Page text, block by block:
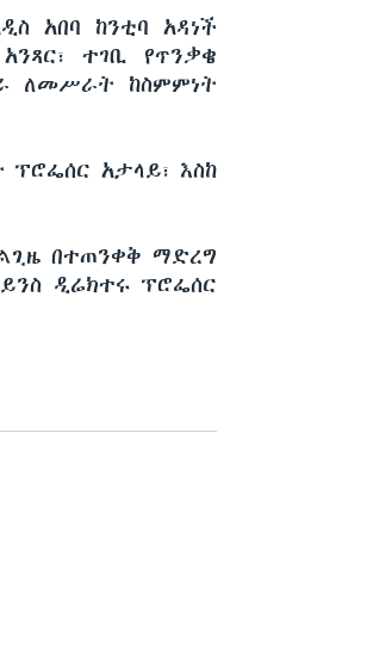
አበባ ከንቲባ አዳነች
ተገቢ የጥንቃቄ
ለመሥራት ከስምምነት
አታላይ፣ እስከ
በተጠንቀቅ ማድረግ
ዲሬክተሩ ፕሮፌሰር